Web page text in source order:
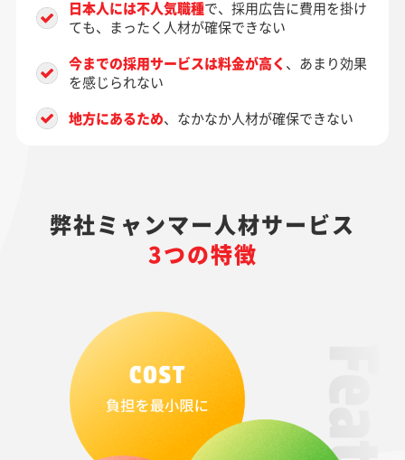
日本人には不人気職種で、採用広告に費用を掛け
ても、まったく人材が確保できない
今までの採用サービスは料金が高く 、あまり効果
を感じられない
地方にあるため、なかなか人材が確保できない
弊社ミャンマー人材サービス
3つの特徴